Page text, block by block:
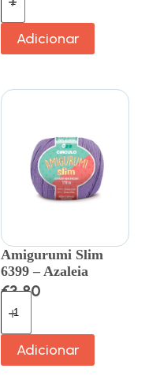
Adicionar
Amigurumi Slim
6399 – Azaleia
€3.80
Adicionar